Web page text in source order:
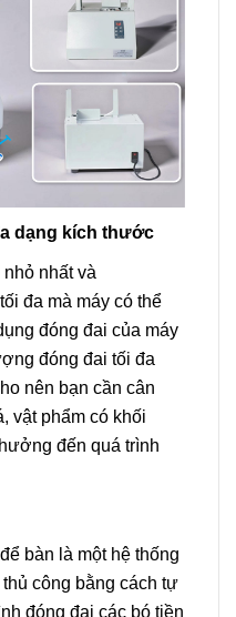
dạng kích thước
nhất và
đa mà máy có thể
đóng đai của máy
đóng đai tối đa
nên bạn cần cân
vật phẩm có khối
đến quá trình
bàn là một hệ thống
công bằng cách tự
đóng đai các bó tiền